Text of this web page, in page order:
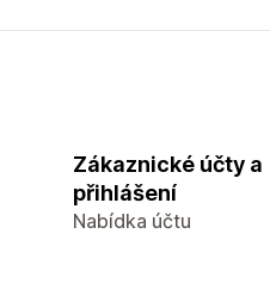
Zákaznické účty a
přihlášení
Nabídka účtu